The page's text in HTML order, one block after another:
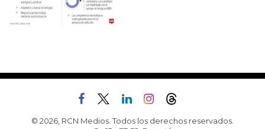
© 2026, RCN Medios. Todos los derechos reservados.